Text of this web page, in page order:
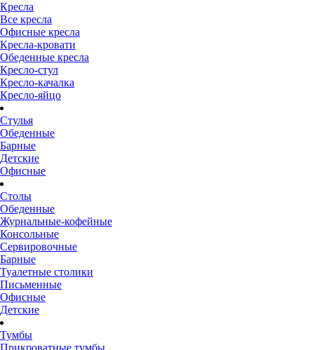
Кресла
Все кресла
Офисные кресла
Кресла-кровати
Обеденные кресла
Кресло-стул
Кресло-качалка
Кресло-яйцо
Стулья
Обеденные
Барные
Детские
Офисные
Столы
Обеденные
Журнальные-кофейные
Консольные
Сервировочные
Барные
Туалетные столики
Письменные
Офисные
Детские
Тумбы
Прикроватные тумбы